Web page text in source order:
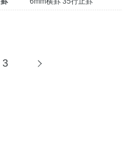
3
次